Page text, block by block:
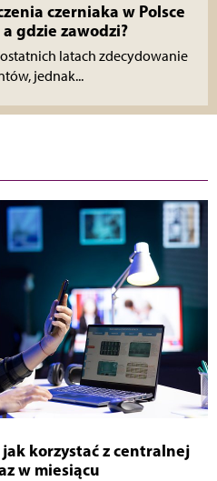
czerniaka w Polsce
gdzie zawodzi?
latach zdecydowanie
jednak...
korzystać z centralnej
w miesiącu